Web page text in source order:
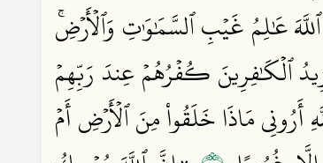
عَٰلِمُ غَيۡبِ ٱلسَّمَٰوَٰتِ وَٱلۡأَرۡضِۚ
ٱلۡكَٰفِرِينَ كُفۡرُهُمۡ عِندَ رَبِّهِمۡ
مَاذَا خَلَقُواْ مِنَ ٱلۡأَرۡضِ أَمۡ